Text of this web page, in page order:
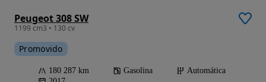
Peugeot 308 SW
1199 cm3 • 130 cv
Promovido
180 287 km Gasolina
Automática